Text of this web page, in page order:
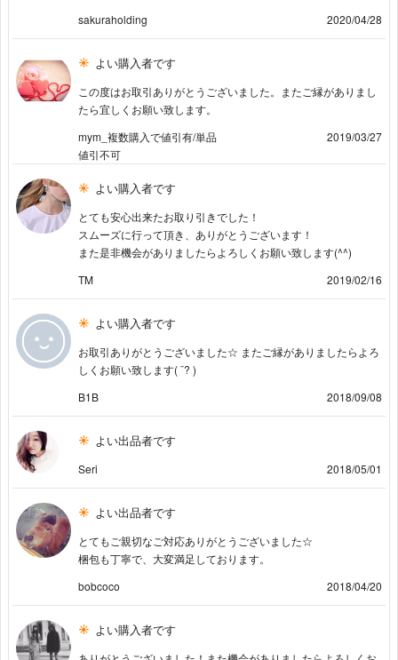
sakuraholding
2020/04/28
よい購入者です
この度はお取引ありがとうございました。またご縁がありまし
たら宜しくお願い致します。
mym_複数購入で値引有/単品
値引不可
2019/03/27
よい購入者です
とても安心出来たお取り引きでした！
スムーズに行って頂き、ありがとうございます！
また是非機会がありましたらよろしくお願い致します(^^)
TM
2019/02/16
よい購入者です
お取引ありがとうございました☆ またご縁がありましたらよろ
しくお願い致します( ¨? )
B1B
2018/09/08
よい出品者です
Seri 2018/05/01
よい出品者です
とてもご親切なご対応ありがとうございました☆
梱包も丁寧で、大変満足しております。
bobcoco
2018/04/20
よい購入者です